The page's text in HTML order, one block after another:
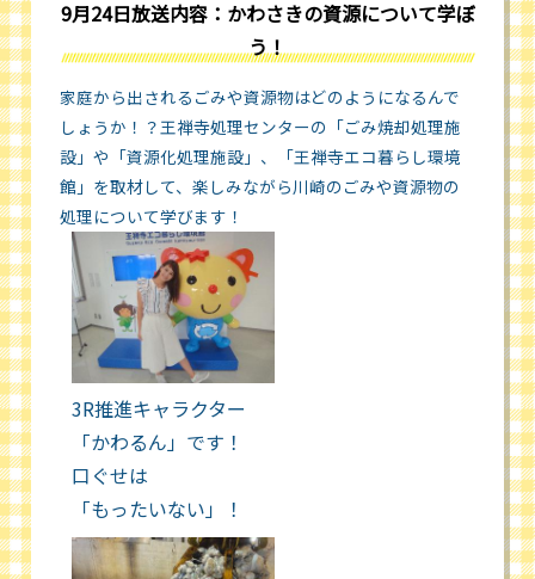
9月24日放送内容：かわさきの資源について学ぼ
う！
家庭から出されるごみや資源物はどのようになるんで
しょうか！？王禅寺処理センターの「ごみ焼却処理施
設」や「資源化処理施設」、「王禅寺エコ暮らし環境
館」を取材して、楽しみながら川崎のごみや資源物の
処理について学びます！
3R推進キャラクター
「かわるん」です！
口ぐせは
「もったいない」！